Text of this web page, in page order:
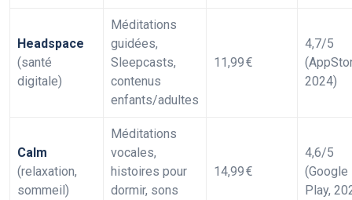
Headspace
(santé
digitale)
Méditations
guidées,
Sleepcasts,
contenus
enfants/adultes
11,99 €
4,7/5
2024)
Calm
(relaxation,
sommeil)
Méditations
vocales,
histoires pour
dormir, sons
14,99 €
4,6/5
(Google
Play,